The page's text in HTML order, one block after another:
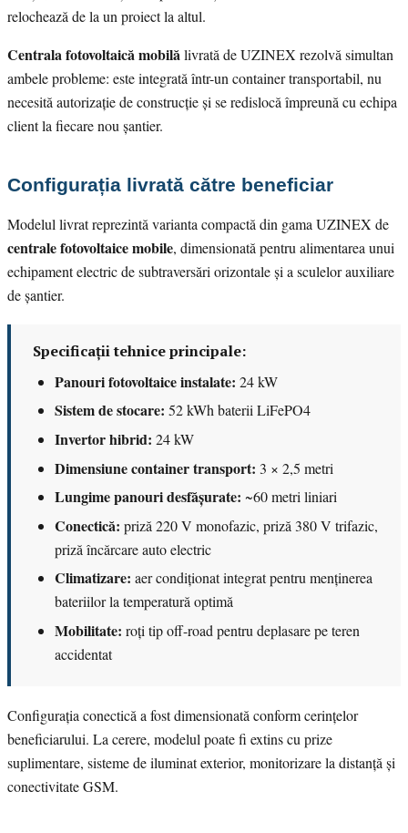
relochează de la un proiect la altul.
Centrala fotovoltaică mobilălivrată de UZINEX rezolvă simultan
ambele probleme: este integrată într-un container transportabil, nu
necesită autorizație de construcție și se redislocă împreună cu echipa
client la fiecare nou șantier.
Configurația livrată către beneficiar
Modelul livrat reprezintă varianta compactă din gama UZINEX de
centrale fotovoltaice mobile, dimensionată pentru alimentarea unui
echipament electric de subtraversări orizontale și a sculelor auxiliare
de șantier.
Specificații tehnice principale:
Panouri fotovoltaice instalate: 24 kW
Sistem de stocare: 52 kWh baterii LiFePO4
Invertor hibrid: 24 kW
Dimensiune container transport: 3 × 2,5 metri
Lungime panouri desfășurate: ~60 metri liniari
Conectică: priză 220 V monofazic, priză 380 V trifazic,
priză încărcare auto electric
Climatizare: aer condiționat integrat pentru menținerea
bateriilor la temperatură optimă
Mobilitate: roți tip off-road pentru deplasare pe teren
accidentat
Configurația conectică a fost dimensionată conform cerințelor
beneficiarului. La cerere, modelul poate fi extins cu prize
suplimentare, sisteme de iluminat exterior, monitorizare la distanță și
conectivitate GSM.